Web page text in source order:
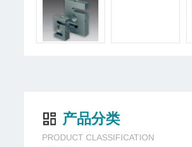
产品分类
PRODUCT CLASSIFICATION